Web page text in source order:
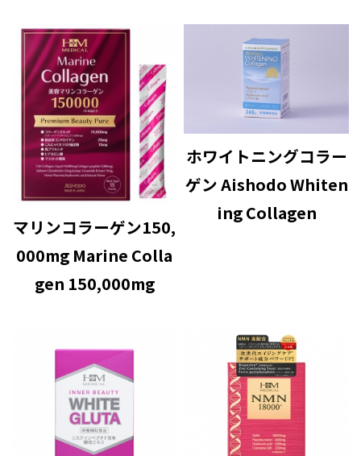
マリンコラーゲン150,
000mg Marine Colla
gen 150,000mg
ホワイトニングコラー
ゲン Aishodo Whiten
ing Collagen